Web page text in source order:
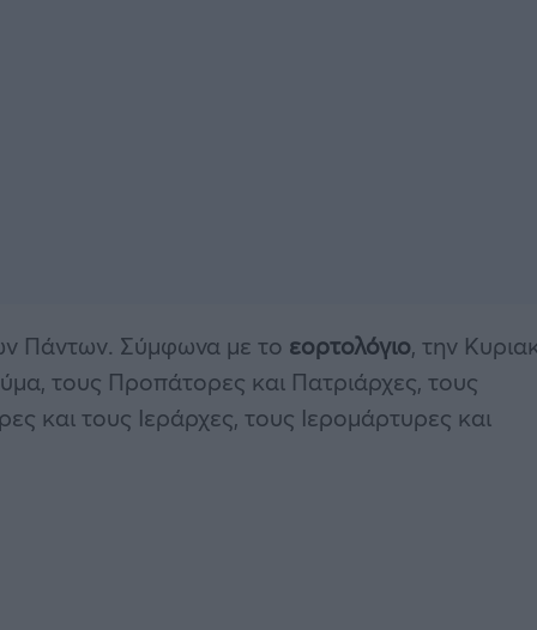
Πάντων. Σύμφωνα με το εορτολόγιο, την
τους Προπάτορες και Πατριάρχες, τους
και τους Ιεράρχες, τους Ιερομάρτυρες και